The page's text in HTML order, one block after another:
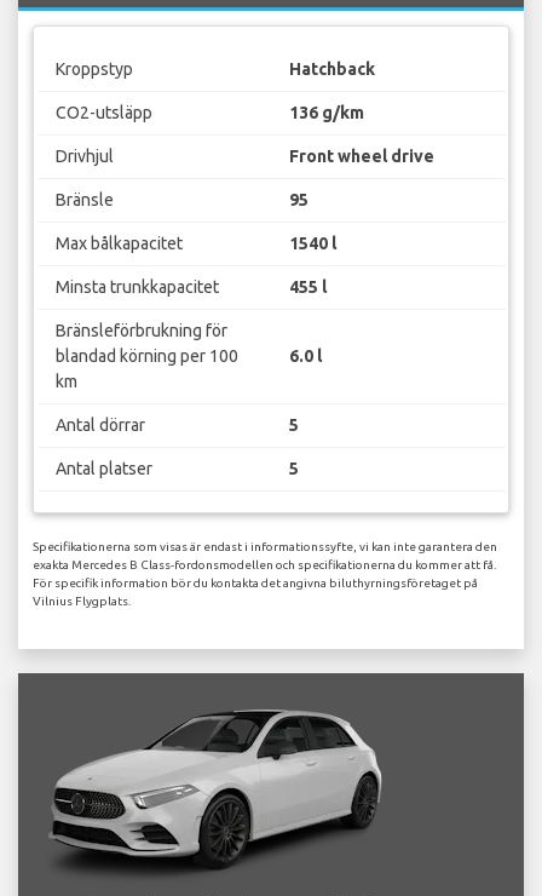
Kroppstyp Hatchback
CO2-utsläpp 136 g/km
Drivhjul Front wheel drive
Bränsle 95
Max bålkapacitet 1540 l
Minsta trunkkapacitet 455 l
Bränsleförbrukning för
blandad körning per 100
km
6.0 l
Antal dörrar 5
Antal platser 5
Specifikationerna som visas är endast i informationssyfte, vi kan inte garantera den
exakta Mercedes B Class-fordonsmodellen och specifikationerna du kommer att få.
För specifik information bör du kontakta det angivna biluthyrningsföretaget på
Vilnius Flygplats.